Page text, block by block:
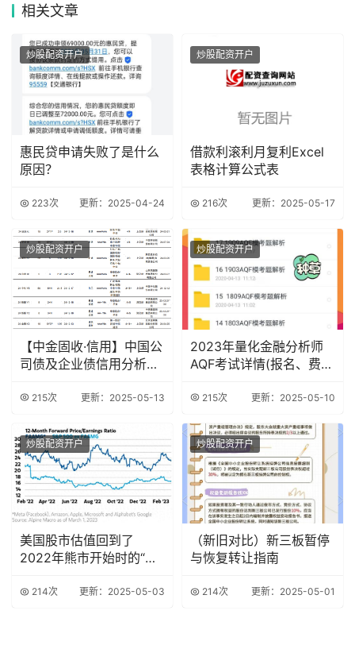
相关文章
炒股配资开户
惠民贷申请失败了是什么
原因？
223次 更新：2025-04-24
炒股配资开户
借款利滚利月复利Excel
表格计算公式表
216次 更新：2025-05-17
炒股配资开户
【中金固收·信用】中国公
司债及企业债信用分析周
215次 更新：2025-05-13
炒股配资开户
2023年量化金融分析师
AQF考试详情(报名、费
215次 更新：2025-05-10
炒股配资开户
美国股市估值回到了
2022年熊市开始时的“极
214次 更新：2025-05-03
炒股配资开户
（新旧对比）新三板暂停
与恢复转让指南
214次 更新：2025-05-01